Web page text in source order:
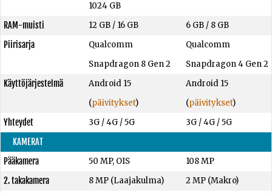
1024 GB
RAM-muisti 12 GB/ 16 GB 6 GB / 8 GB
Piirisarja
Qualcomm
Snapdragon 8 Gen 2
Qualcomm
Snapdragon 4 Gen 2
Käyttöjärjestelmä
Android 15
(päivitykset)
Android 15
(päivitykset)
Yhteydet
3G / 4G / 5G
3G / 4G / 5G
KAMERAT
Pääkamera
50 MP, OIS
108 MP
2. takakamera
8 MP (Laajakulma)
2 MP (Makro)